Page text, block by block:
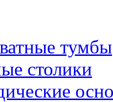
тумбы
столики